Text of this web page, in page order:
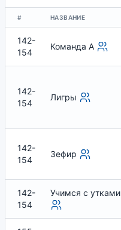
# НАЗВАНИЕ
142-
154
Команда А
142-
154
Лигры
142-
154
Зефир
142-
154
Учимся с утками